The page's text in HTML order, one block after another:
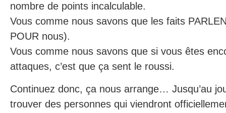
nombre de points incalculable.
Vous comme nous savons que les faits
POUR nous).
Vous comme nous savons que si vous êtes
attaques, c’est que ça sent le roussi.
Continuez donc, ça nous arrange… Jusqu’au
trouver des personnes qui viendront